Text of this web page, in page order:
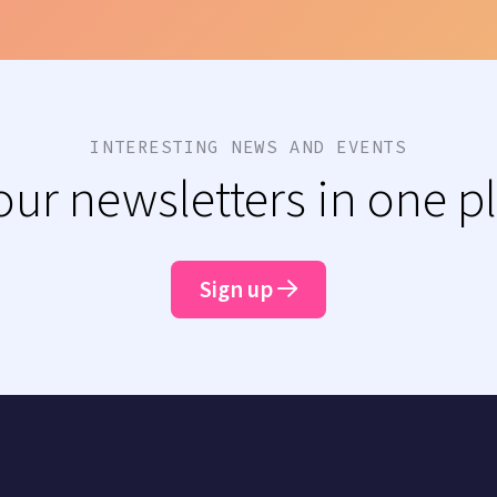
INTERESTING NEWS AND EVENTS
newsletters in one
Sign up